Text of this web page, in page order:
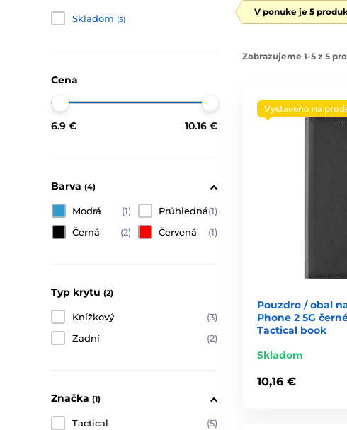
Skladom (5)
Cena
6.9 € 10.16 €
Barva (4)
Modrá (1) Průhledná(1)
Černá
(2) Červená (1)
Typ krytu (2)
Knížkový
(3)
Zadní
(2)
Značka (1)
Tactical (5)
V ponuke je 5
Zobrazujeme 1-5 z 5
Vystaveno na
Pouzdro / obal
Phone 2 5G
Tactical book
Skladom
10,16 €